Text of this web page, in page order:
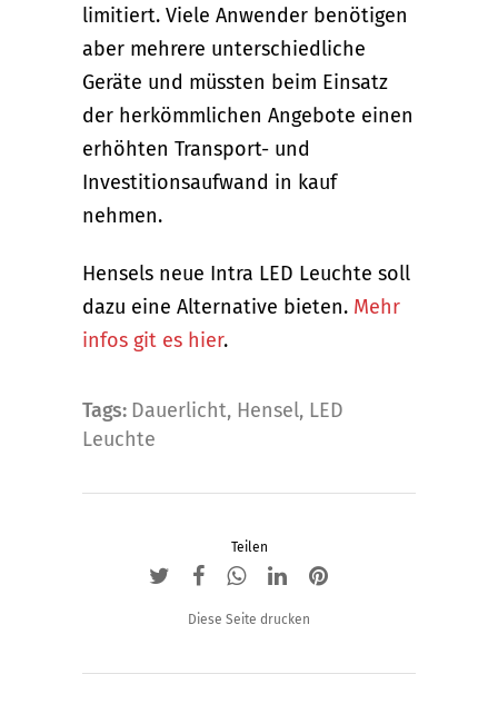
limitiert. Viele Anwender benötigen
aber mehrere unterschiedliche
Geräte und müssten beim Einsatz
der herkömmlichen Angebote einen
erhöhten Transport- und
Investitionsaufwand in kauf
nehmen.
Hensels neue Intra LED Leuchte soll
dazu eine Alternative bieten. Mehr
infos git es hier.
Tags: Dauerlicht, Hensel, LED
Leuchte
Teilen
Diese Seite drucken